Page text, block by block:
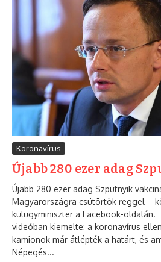
Koronavírus
Újabb 280 ezer adag
Újabb 280 ezer adag Szputnyik
Magyarországra csütörtök reggel –
külügyminiszter a Facebook-
videóban kiemelte: a koronavírus
kamionok már átlépték a határt, és
Népegés...